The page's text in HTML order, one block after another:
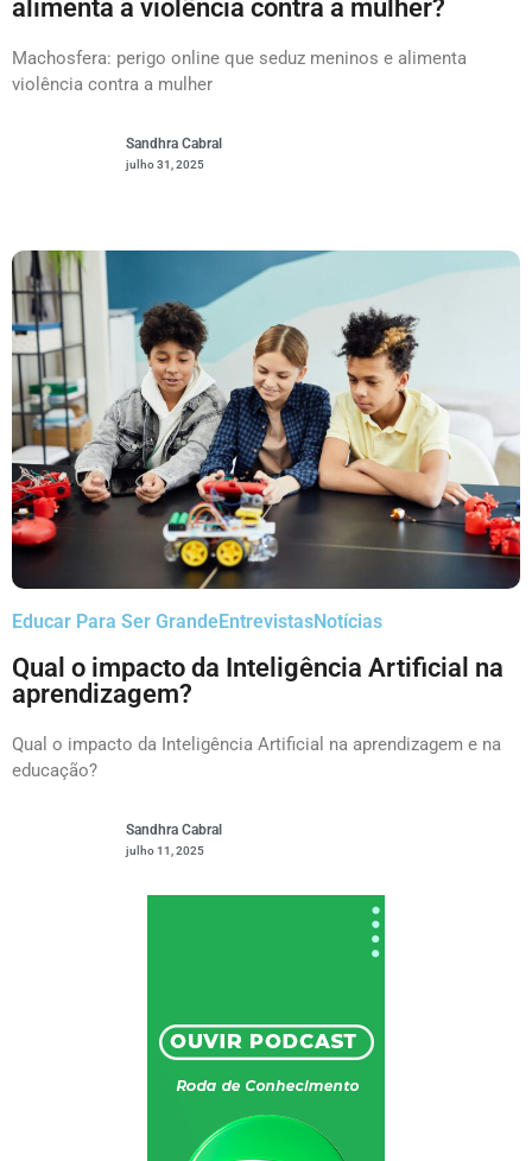
alimenta a violência contra a mulher?
Machosfera: perigo online que seduz meninos e alimenta
violência contra a mulher
Sandhra Cabral
julho 31, 2025
Educar Para Ser GrandeEntrevistasNotícias
Qual o impacto da Inteligência Artificial na
aprendizagem?
Qual o impacto da Inteligência Artificial na aprendizagem e na
educação?
Sandhra Cabral
julho 11, 2025